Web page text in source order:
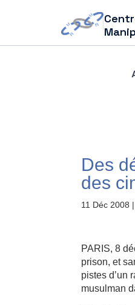
Des
des
11 Déc 2008
PARIS, 8
prison, et
pistes d’un
musulman